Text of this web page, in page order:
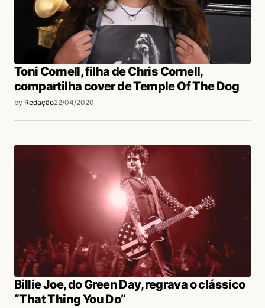
Toni Cornell, filha de Chris Cornell,
compartilha cover de Temple Of The Dog
by Redação22/04/2020
Billie Joe, do Green Day, regrava o clássico
“That Thing You Do”